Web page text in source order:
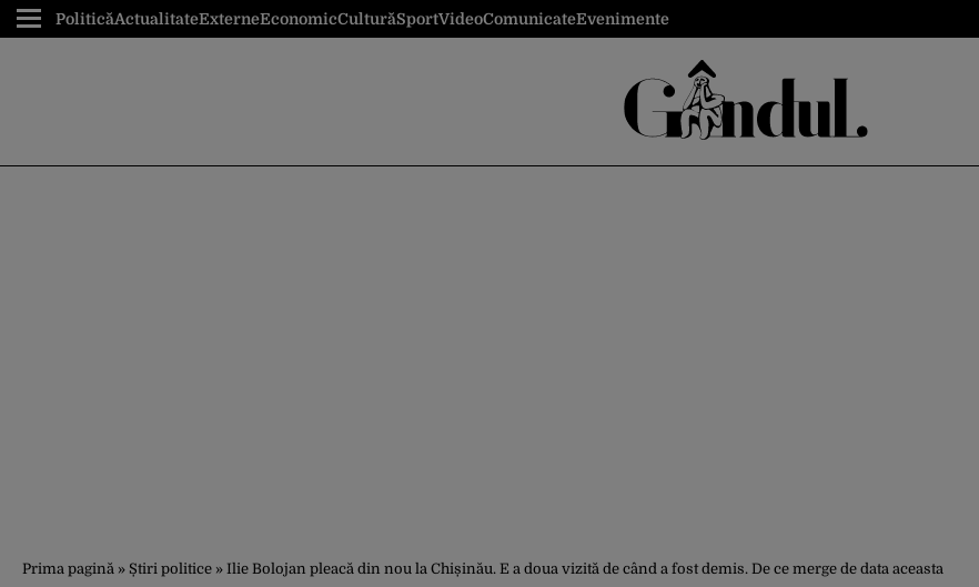
PoliticăActualitateExterneEconomicCulturăSportVideoComunicateEvenimente
Prima pagină » Știri politice » Ilie Bolojan pleacă din nou la Chișinău. E a doua vizită de când a fost demis. De ce merge de data aceasta